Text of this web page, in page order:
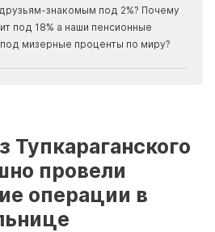
знакомым под 2%? Почему
под 18% а наши пенсионные
мизерные проценты по миру?
Тупкараганского
провели
операции в